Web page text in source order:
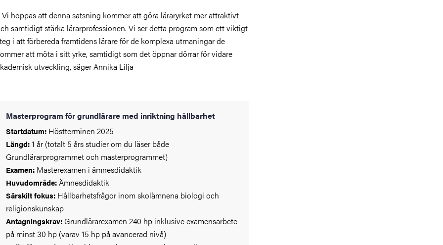
Vi hoppas att denna satsning kommer att göra läraryrket mer attraktivt
samtidigt stärka lärarprofessionen. Vi ser detta program som ett viktigt
i att förbereda framtidens lärare för de komplexa utmaningar de
att möta i sitt yrke, samtidigt som det öppnar dörrar för vidare
utveckling, säger Annika Lilja
Masterprogram för grundlärare med inriktning hållbarhet
Startdatum: Höstterminen 2025
Längd:1 år (totalt 5 års studier om du läser både
Grundlärarprogrammet och masterprogrammet)
Examen: Masterexamen i ämnesdidaktik
Huvudområde:Ämnesdidaktik
Särskilt fokus: Hållbarhetsfrågor inom skolämnena biologi och
religionskunskap
Antagningskrav:Grundlärarexamen 240 hp inklusive examensarbete
på minst 30 hp (varav 15 hp på avancerad nivå)